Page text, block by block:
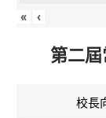
« ‹
第二
校長